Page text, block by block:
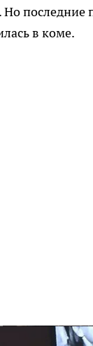
последние
в коме.